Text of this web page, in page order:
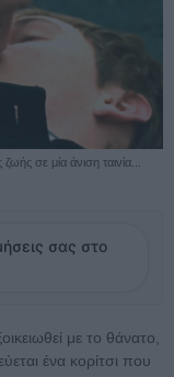
σε μία άνιση ταινία...
σας στο
με το θάνατο,
ένα κορίτσι που